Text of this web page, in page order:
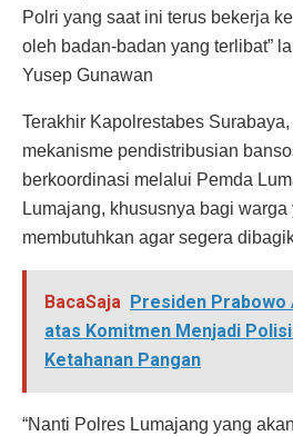
Polri yang saat ini terus bekerja
oleh badan-badan yang terlibat”
Yusep Gunawan
Terakhir Kapolrestabes
mekanisme pendistribusian
berkoordinasi melalui Pemda
Lumajang, khususnya bagi warga
membutuhkan agar segera
BacaSaja Presiden Prabowo
atas Komitmen Menjadi
Ketahanan Pangan
“Nanti Polres Lumajang yang